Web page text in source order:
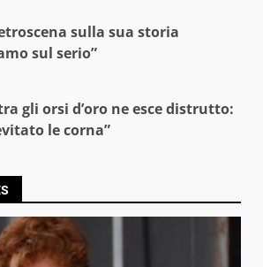
sulla sua storia
sul serio”
gli orsi d’oro ne esce distrutto:
le corna”